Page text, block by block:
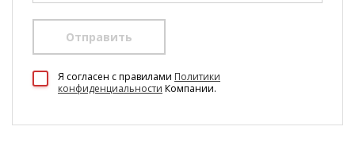
Отправить
Я согласен c правилами Политики
конфиденциальности Компании.